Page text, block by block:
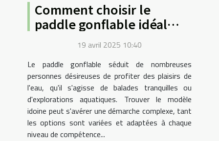
Comment choisir le
paddle gonflable idéal
pour chaque niveau de
compétence19 avril 2025 10:40
Le paddle gonflable séduit de nombreuses
personnes désireuses de profiter des plaisirs de
l'eau, qu'il s'agisse de balades tranquilles ou
d'explorations aquatiques. Trouver le modèle
idoine peut s'avérer une démarche complexe, tant
les options sont variées et adaptées à chaque
niveau de compétence...